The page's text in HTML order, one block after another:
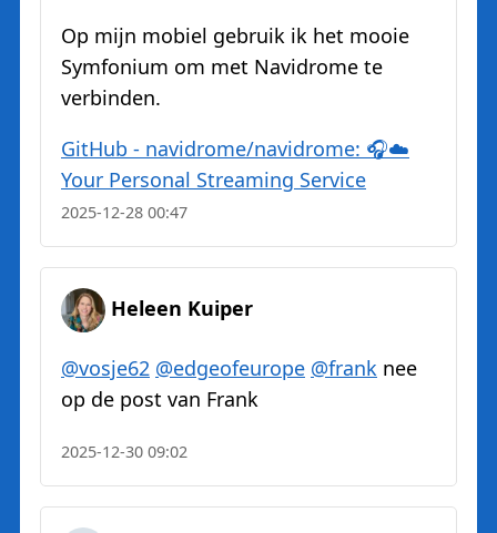
Op mijn mobiel gebruik ik het mooie
Symfonium om met Navidrome te
verbinden.
GitHub - navidrome/navidrome: 🎧☁️
Your Personal Streaming Service
2025-12-28 00:47
Heleen Kuiper
@vosje62 @edgeofeurope @frank nee
op de post van Frank
2025-12-30 09:02